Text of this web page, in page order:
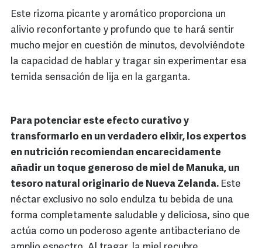
Este rizoma picante y aromático proporciona un
alivio reconfortante y profundo que te hará sentir
mucho mejor en cuestión de minutos, devolviéndote
la capacidad de hablar y tragar sin experimentar esa
temida sensación de lija en la garganta.
Para potenciar este efecto curativo y
transformarlo en un verdadero elixir, los expertos
en nutrición recomiendan encarecidamente
añadir un toque generoso de miel de Manuka, un
tesoro natural originario de Nueva Zelanda. Este
néctar exclusivo no solo endulza tu bebida de una
forma completamente saludable y deliciosa, sino que
actúa como un poderoso agente antibacteriano de